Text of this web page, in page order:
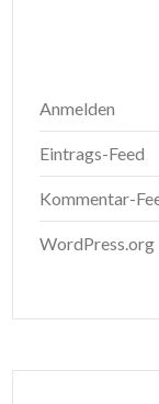
Anmelden
Eintrags-Feed
Kommentar-
WordPress.org